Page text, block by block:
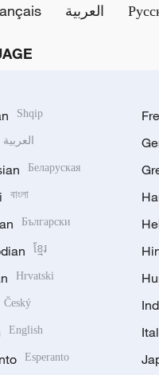
العربية
Shqip
العربية
Беларуская
বাংলা
Български
ខ្មែរ
Hrvatski
Český
English
Esperanto